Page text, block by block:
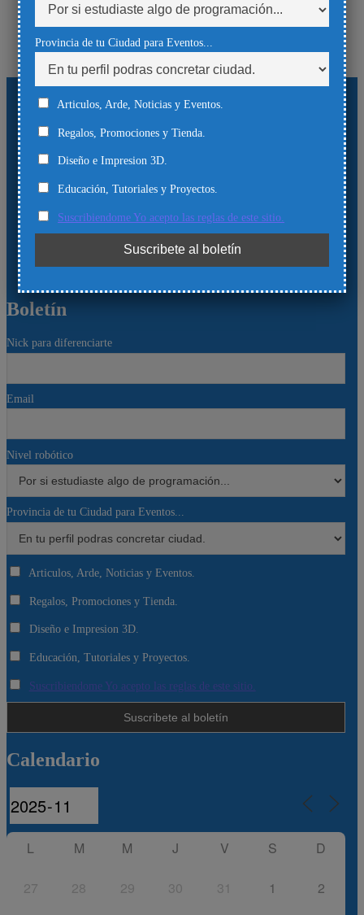
Información
Facebook
Twitter
Youtube
Vimeo
Linkedin
Correo
Boletín
Nick para diferenciarte
Email
Nivel robótico
Provincia de tu Ciudad para Eventos...
Articulos, Arde, Noticias y Eventos.
Regalos, Promociones y Tienda.
Diseño e Impresion 3D.
Educación, Tutoriales y Proyectos.
Suscribiendome Yo acepto las reglas de este sitio.
Calendario
L M M J V S D
27 28 29 30 31 1 2
Provincia de tu Ciudad para Eventos...
Articulos, Arde, Noticias y Eventos.
Regalos, Promociones y Tienda.
Diseño e Impresion 3D.
Educación, Tutoriales y Proyectos.
Suscribiendome Yo acepto las reglas de este sitio.